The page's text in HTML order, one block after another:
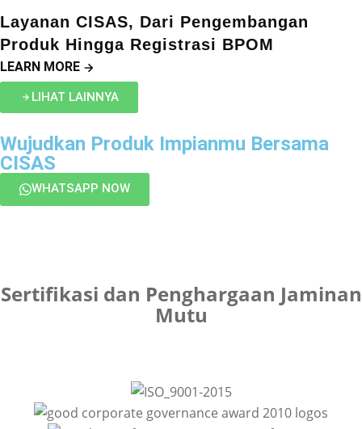
Layanan CISAS, Dari Pengembangan
Produk Hingga Registrasi BPOM
LEARN MORE
LIHAT LAINNYA
Wujudkan Produk Impianmu Bersama
CISAS
WHATSAPP NOW
Sertifikasi dan Penghargaan Jaminan
Mutu